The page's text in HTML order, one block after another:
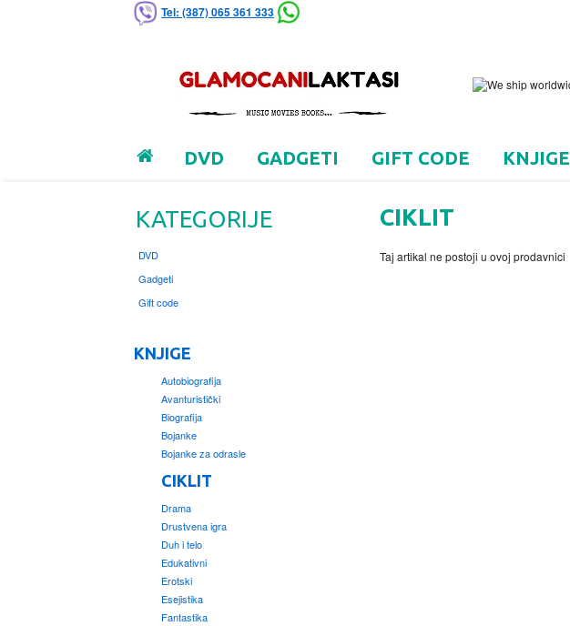
Tel: (387) 065 361 333
DVD GADGETI GIFT CODE KNJIGE
CIKLIT
Taj artikal ne postoji u ovoj prodavnici
KATEGORIJE
DVD
Gadgeti
Gift code
KNJIGE
Autobiografija
Avanturistički
Biografija
Bojanke
Bojanke za odrasle
CIKLIT
Drama
Drustvena igra
Duh i telo
Edukativni
Erotski
Esejistika
Fantastika